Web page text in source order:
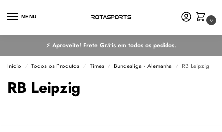
MENU
0
⚡ Aproveite! Frete Grátis em todos os pedidos.
Início / Todos os Produtos / Times / Bundesliga - Alemanha / RB Leipzig
RB Leipzig